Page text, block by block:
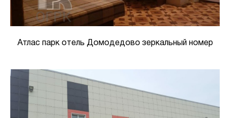
Атлас парк отель Домодедово зеркальный номер